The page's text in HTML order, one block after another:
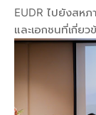
EUDR ไปยังสห
และเอกชนที่เกี่ย